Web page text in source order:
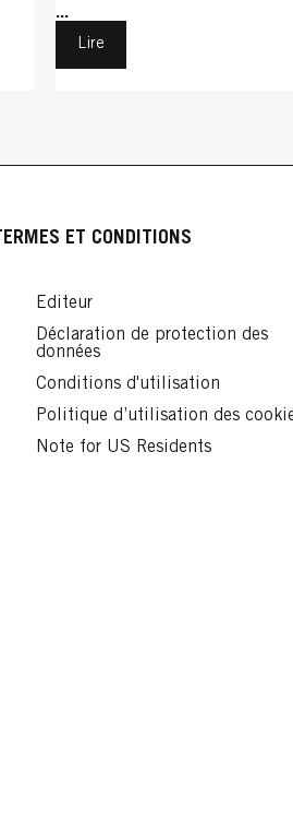
...
Lire
TERMES ET CONDITIONS
Editeur
Déclaration de protection des
données
Conditions d'utilisation
Politique d’utilisation des
Note for US Residents